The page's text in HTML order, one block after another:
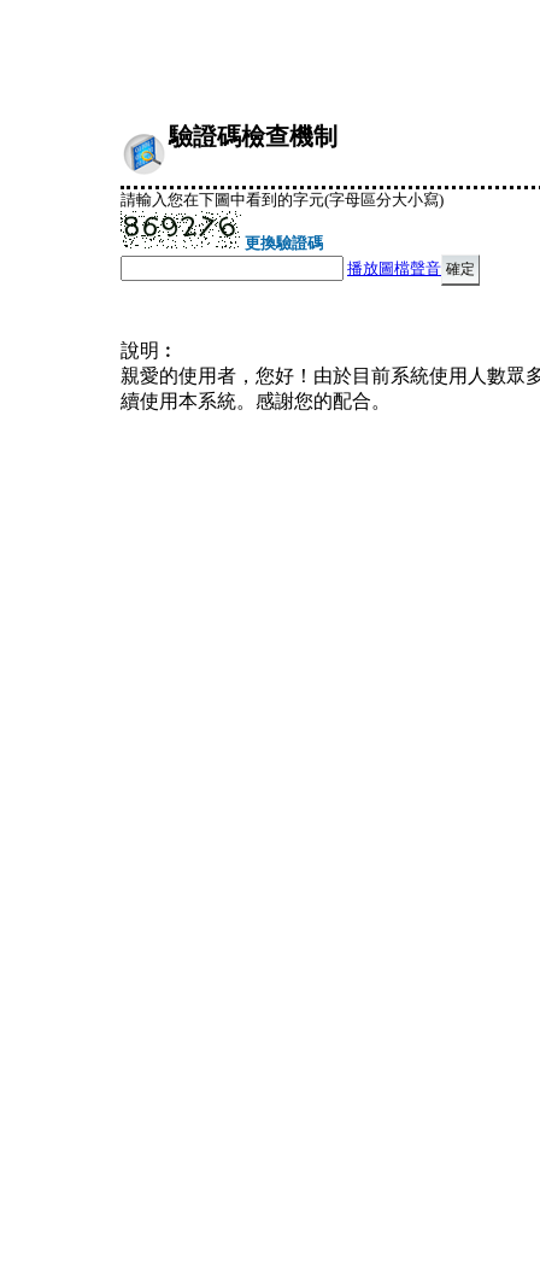
驗證碼檢查機制
請輸入您在下圖中看到的字元(字母區分大小寫)
更換驗證碼
播放圖檔聲音
說明︰
親愛的使用者，您好！由於目前系統使用人數眾
續使用本系統。感謝您的配合。